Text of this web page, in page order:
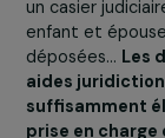
commissariats
d’audition
diffusées
dorénavant
dans le cas de